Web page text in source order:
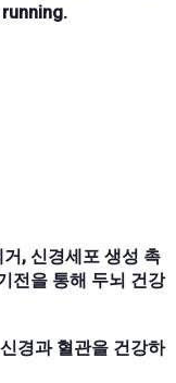
, 신경세포 생성 촉
전을 통해 두뇌 건강
경과 혈관을 건강하